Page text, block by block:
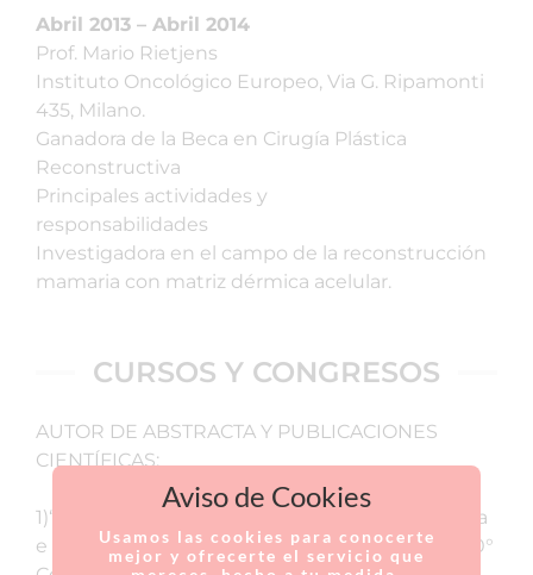
Abril 2013 – Abril 2014
Prof. Mario Rietjens
Instituto Oncológico Europeo, Via G. Ripamonti
435, Milano.
Ganadora de la Beca en Cirugía Plástica
Reconstructiva
Principales actividades y
responsabilidades
Investigadora en el campo de la reconstrucción
mamaria con matriz dérmica acelular.
CURSOS Y CONGRESOS
AUTOR DE ABSTRACTA Y PUBLICACIONES
CIENTÍFICAS:
1)“Politelia Intrareolare: nuova tecnica chirurgica
e revisione della letteratura.” C. Frigo. Atti del 60°
Aviso de Cookies
Usamos las cookies para conocerte
mejor y ofrecerte el servicio que